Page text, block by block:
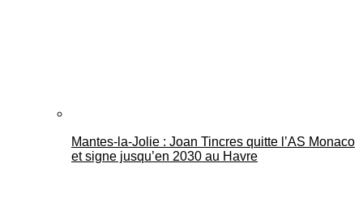
Mantes-la-Jolie : Joan Tincres quitte l’AS Monaco
et signe jusqu’en 2030 au Havre